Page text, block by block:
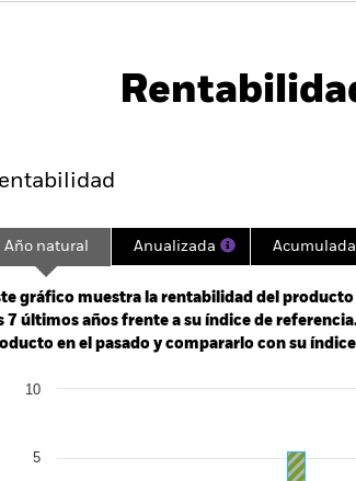
Datos clave
2018-07-01 00:00:00 to 2026-07-31 00:00:00.
-12 to 6.
Año natural Anualizada Acumulada
gráfico muestra la rentabilidad del
7 últimos años frente a su índice de
en el pasado y compararlo con su
chart with 2 data series.
5
10